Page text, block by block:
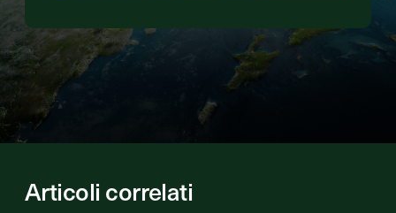
Articoli correlati